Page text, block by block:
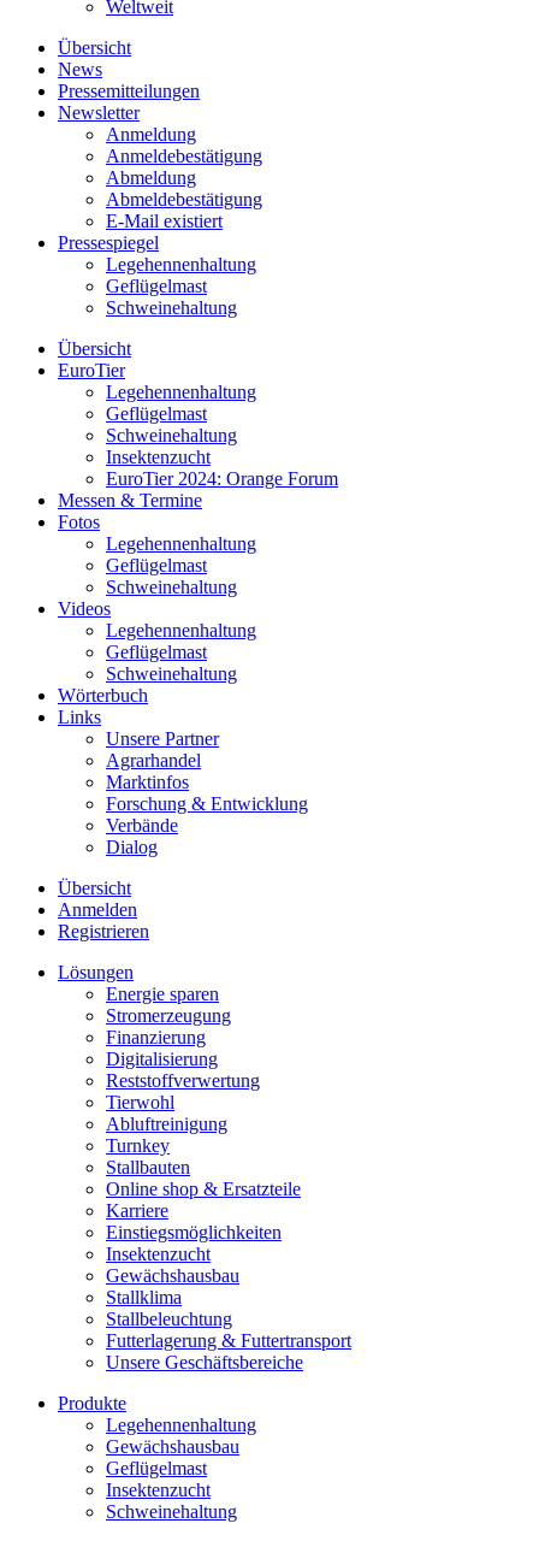
Weltweit
Übersicht
News
Pressemitteilungen
Newsletter
Anmeldung
Anmeldebestätigung
Abmeldung
Abmeldebestätigung
E-Mail existiert
Pressespiegel
Legehennenhaltung
Geflügelmast
Schweinehaltung
Übersicht
EuroTier
Legehennenhaltung
Geflügelmast
Schweinehaltung
Insektenzucht
EuroTier 2024: Orange Forum
Messen & Termine
Fotos
Legehennenhaltung
Geflügelmast
Schweinehaltung
Videos
Legehennenhaltung
Geflügelmast
Schweinehaltung
Wörterbuch
Links
Unsere Partner
Agrarhandel
Marktinfos
Forschung & Entwicklung
Verbände
Dialog
Übersicht
Anmelden
Registrieren
Lösungen
Energie sparen
Stromerzeugung
Finanzierung
Digitalisierung
Reststoffverwertung
Tierwohl
Abluftreinigung
Turnkey
Stallbauten
Online shop & Ersatzteile
Karriere
Einstiegsmöglichkeiten
Insektenzucht
Gewächshausbau
Stallklima
Stallbeleuchtung
Futterlagerung & Futtertransport
Unsere Geschäftsbereiche
Produkte
Legehennenhaltung
Gewächshausbau
Geflügelmast
Insektenzucht
Schweinehaltung